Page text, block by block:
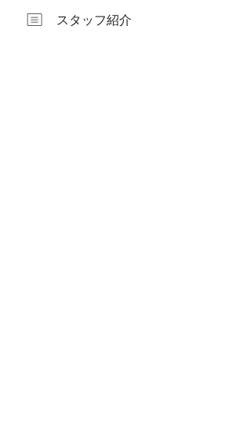
スタッフ紹介